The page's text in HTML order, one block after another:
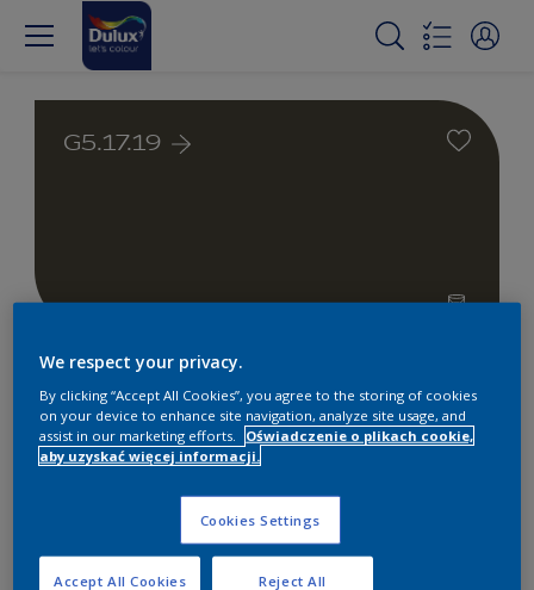
G5.17.19
Farby białe i kolorowe do
wnętrz i na zewnątrz
1Produkty znalezione
Filter
We respect your privacy.
By clicking “Accept All Cookies”, you agree to the storing of cookies
on your device to enhance site navigation, analyze site usage, and
assist in our marketing efforts.
Oświadczenie o plikach cookie,
aby uzyskać więcej informacji.
Cookies Settings
Reject All
Accept All Cookies